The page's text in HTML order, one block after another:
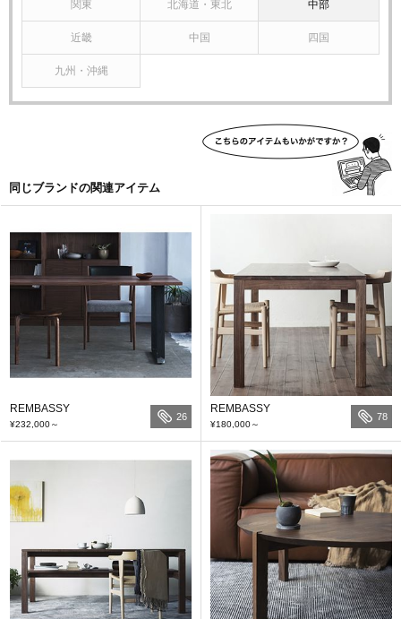
す。そんなふうに呼吸し、伸縮を繰り返しているため、季
しかしながら、長く使い続けるうち、そんなクラックも、
あるいは増えていく傷や染みも、経年変化とともにだんだ
んと馴染んでいき、やがて味わいに変わっていきます。自
関東 北海道・東北 中部
近畿 中国 四国
九州・沖縄
同じブランドの関連アイテム
REMBASSY
¥232,000～
26
REMBASSY
¥180,000～
78